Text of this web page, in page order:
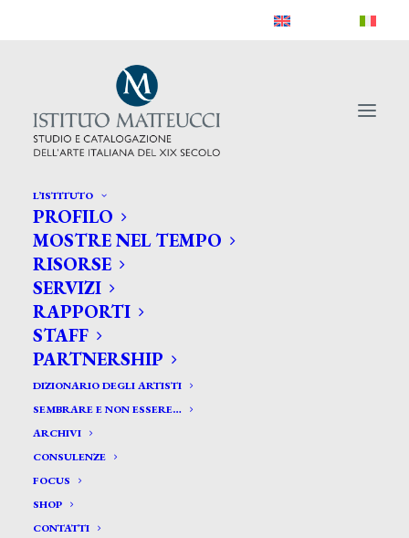
L’ISTITUTO
PROFILO
MOSTRE NEL TEMPO
RISORSE
SERVIZI
RAPPORTI
STAFF
PARTNERSHIP
DIZIONARIO DEGLI ARTISTI
SEMBRARE E NON ESSERE…
ARCHIVI
CONSULENZE
FOCUS
SHOP
CONTATTI